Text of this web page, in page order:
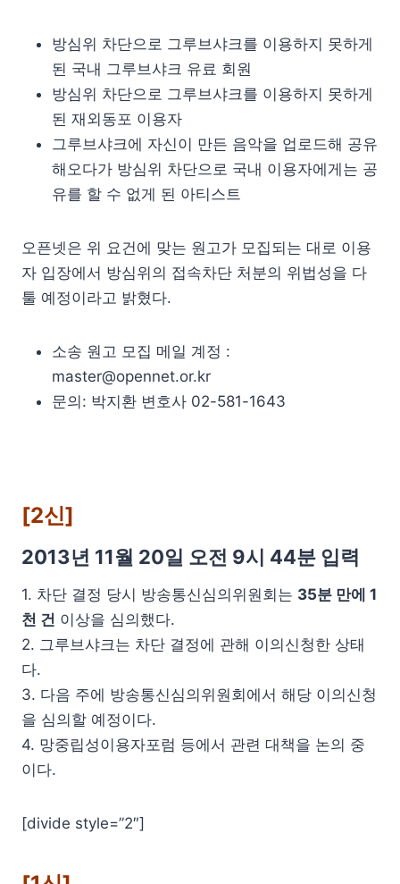
방심위 차단으로 그루브샤크를 이용하지 못하게
된 국내 그루브샤크 유료 회원
방심위 차단으로 그루브샤크를 이용하지 못하게
된 재외동포 이용자
그루브샤크에 자신이 만든 음악을 업로드해 공유
해오다가 방심위 차단으로 국내 이용자에게는 공
유를 할 수 없게 된 아티스트
오픈넷은 위 요건에 맞는 원고가 모집되는 대로 이용
자 입장에서 방심위의 접속차단 처분의 위법성을 다
툴 예정이라고 밝혔다.
소송 원고 모집 메일 계정 :
master@opennet.or.kr
문의: 박지환 변호사 02-581-1643
[2신]
2013년 11월 20일 오전 9시 44분 입력
1. 차단 결정 당시 방송통신심의위원회는 35분 만에 1
천 건 이상을 심의했다.
2. 그루브샤크는 차단 결정에 관해 이의신청한 상태
다.
3. 다음 주에 방송통신심의위원회에서 해당 이의신청
을 심의할 예정이다.
4. 망중립성이용자포럼 등에서 관련 대책을 논의 중
이다.
[divide style=”2″]